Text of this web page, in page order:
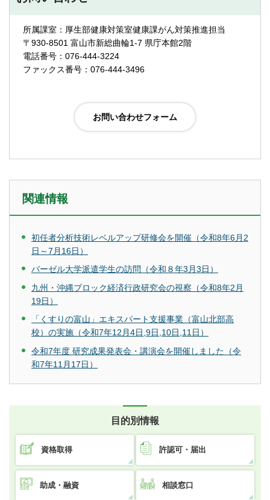
所属課室：厚生部健康対策室健康課がん対策推進担当
〒930-8501 富山市新総曲輪1-7 県庁本館2階
電話番号：076-444-3224
ファックス番号：076-444-3496
関連情報
初任者分析技術レベルアップ研修会を開催（令和8年6月2
日～7月16日）
バーゼル大学派遣学生の訪問（令和８年3月3日）
九州・沖縄ブロック経済行政研究会の視察（令和8年2月
19日）
「くすりの富山」エキスパート支援事業（富山北部高
校）の実施（令和7年12月4日,9日,10日,11日）
令和7年度 研究成果発表会・講演会を開催しました（令
和7年11月17日）
目的別情報
資格取得 許認可・届出
助成・融資 相談窓口